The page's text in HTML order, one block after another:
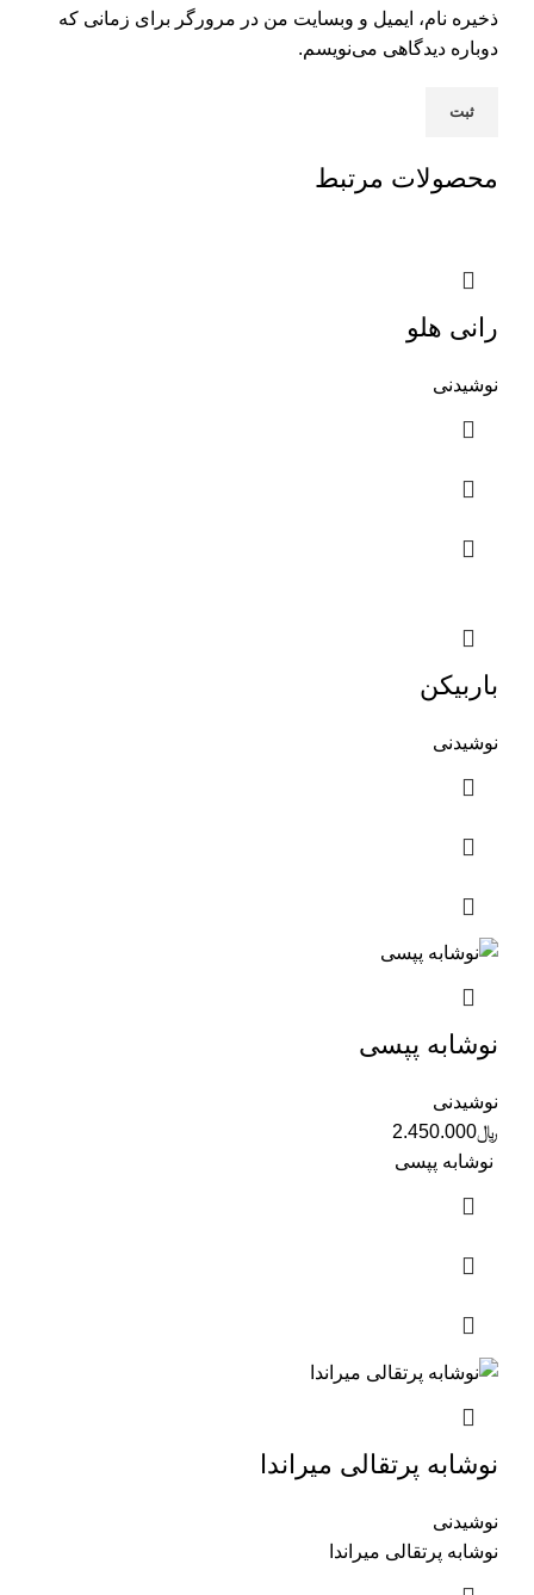
ذخیره نام، ایمیل و وبسایت من در مرورگر برای زمانی که
دوباره دیدگاهی می‌نویسم.
محصولات مرتبط
رانی هلو
نوشیدنی
باربیکن
نوشیدنی
نوشابه پپسی
نوشیدنی
﷼2.450.000
نوشابه پپسی
نوشابه پرتقالی میراندا
نوشیدنی
نوشابه پرتقالی میراندا